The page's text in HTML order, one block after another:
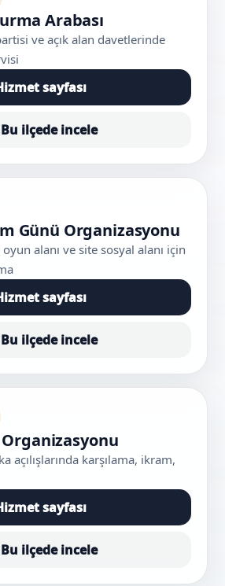
Arabası
ve açık alan davetlerinde
sayfası
Bu ilçede incele
Günü Organizasyonu
alanı ve site sosyal alanı için
sayfası
Bu ilçede incele
Organizasyonu
açılışlarında karşılama, ikram,
sayfası
Bu ilçede incele